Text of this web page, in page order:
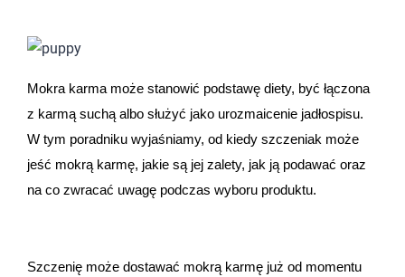
Dziecko
Kosmetyki
Mężczyzna
Mokra karma może stanowić podstawę diety, być łączona
z karmą suchą albo służyć jako urozmaicenie jadłospisu.
W tym poradniku wyjaśniamy, od kiedy szczeniak może
jeść mokrą karmę, jakie są jej zalety, jak ją podawać oraz
na co zwracać uwagę podczas wyboru produktu.
Szczenię może dostawać mokrą karmę już od momentu